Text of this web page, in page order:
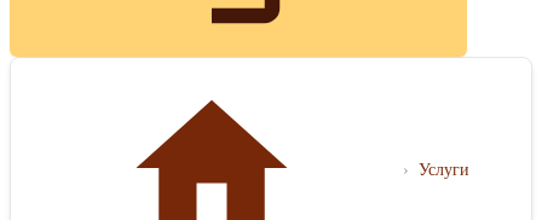
› Услуги